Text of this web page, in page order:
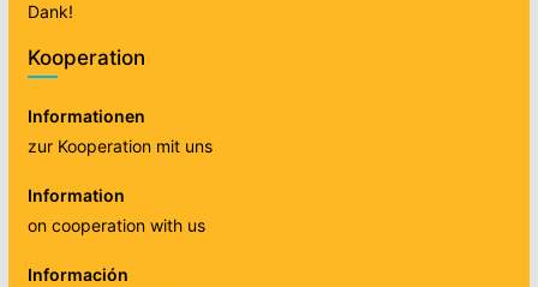
Dank!
Kooperation
Informationen
zur Kooperation mit uns
Information
on cooperation with us
Información